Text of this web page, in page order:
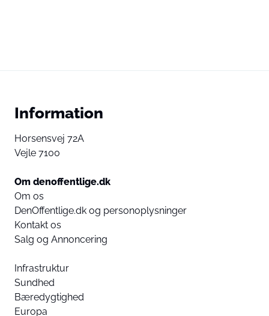
Information
Horsensvej 72A
Vejle 7100
Om denoffentlige.dk
Om os
DenOffentlige.dk og personoplysninger
Kontakt os
Salg og Annoncering
Infrastruktur
Sundhed
Bæredygtighed
Europa